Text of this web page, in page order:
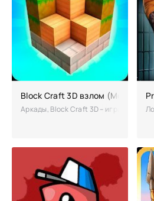
Block Craft 3D взлом (Мод
Аркады, Block Craft 3D – игра,